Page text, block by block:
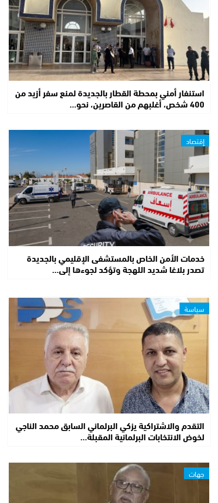
استنفار أمني بمحطة القطار بالجديدة لمنع سفر أزيد من
400 شخص، أغلبهم من القاصرين، نحو…
إقتصاد
خدمات الأمن الخاص بالمستشفى الإقليمي بالجديدة
تصدر بلاغا شديد اللهجة وتؤكد لجوءها إلى…
سياسة
التقدم والاشتراكية يزكي البرلماني السابق محمد الناجي
لخوض الانتخابات البرلمانية المقبلة…
جهات